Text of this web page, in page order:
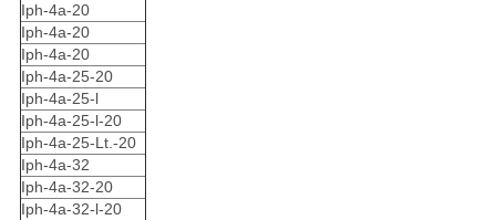
Iph-4a-20
Iph-4a-20
Iph-4a-20
Iph-4a-25-20
Iph-4a-25-l
Iph-4a-25-l-20
Iph-4a-25-Lt.-20
Iph-4a-32
Iph-4a-32-20
Iph-4a-32-l-20